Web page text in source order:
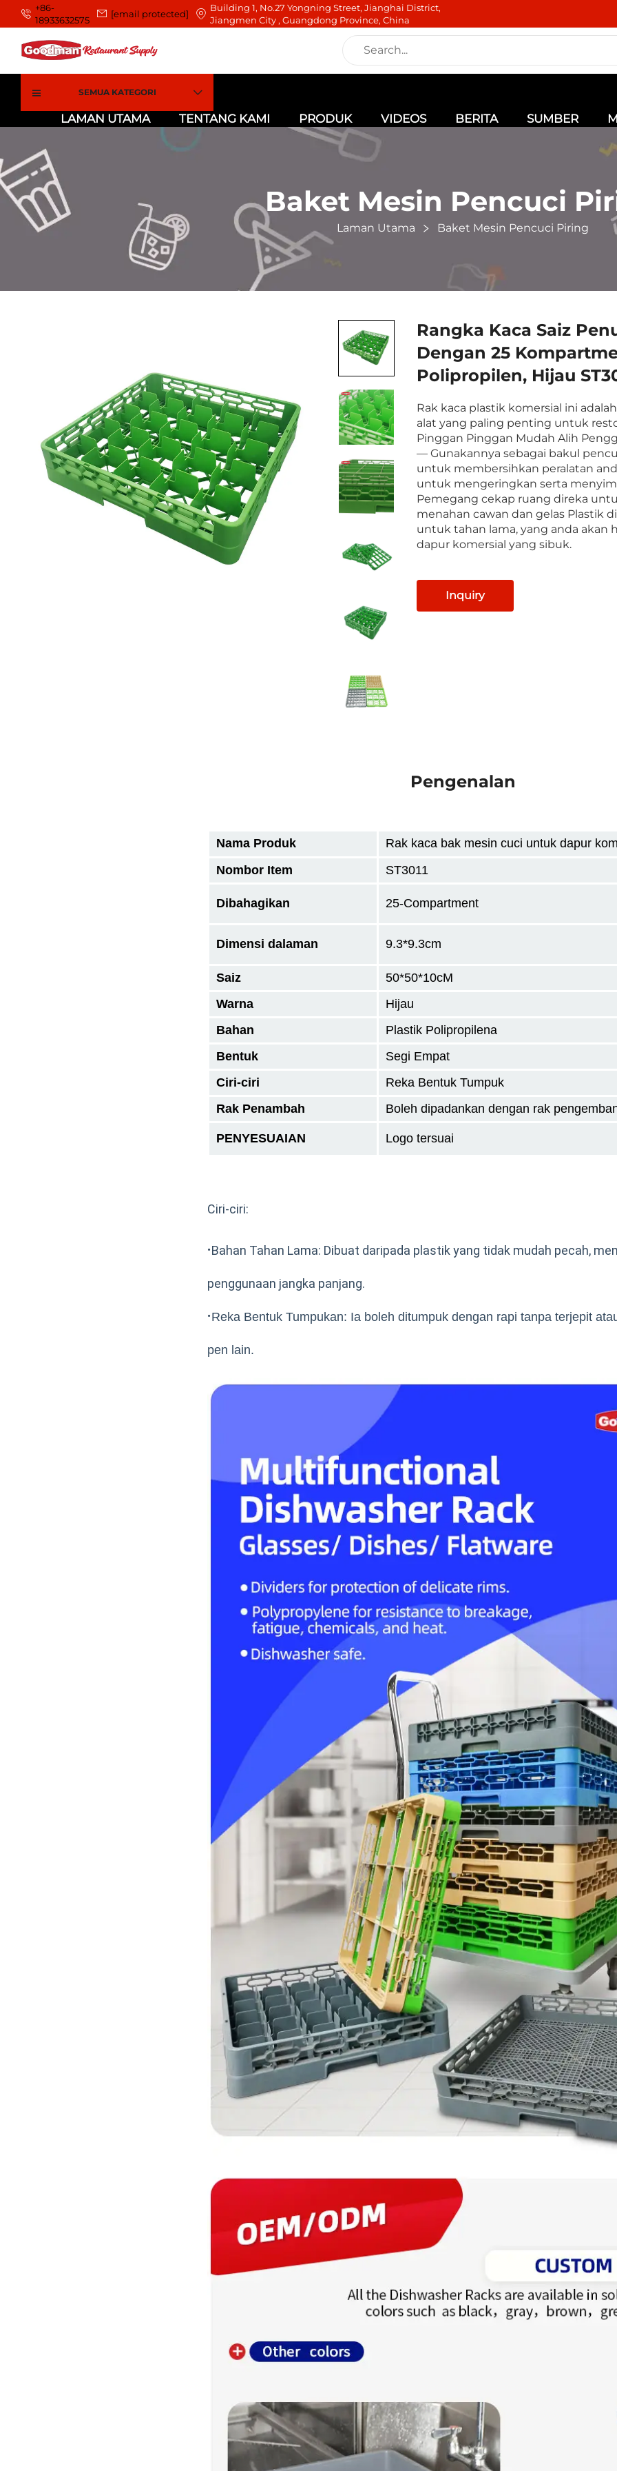
+86-
18933632575
[email protected]
Building 1, No.27 Yongning Street, Jianghai District,
Jiangmen City , Guangdong Province, China
SEMUA KATEGORI
LAMAN UTAMA TENTANG KAMI PRODUK VIDEOS BERITA SUMBER
Baket Mesin Pencuci
Laman Utama Baket Mesin Pencuci Piring
Rangka Kaca Saiz
Dengan 25
Polipropilen, Hijau
Rak kaca plastik komersial ini
alat yang paling penting untuk
Pinggan Pinggan Mudah Alih
— Gunakannya sebagai bakul
untuk membersihkan peralatan
untuk mengeringkan serta
Pemegang cekap ruang direka
menahan cawan dan gelas Plastik
untuk tahan lama, yang anda akan
dapur komersial yang sibuk.
Inquiry
Pengenalan
Nama Produk
Rak kaca bak mesin cuci untuk dapur
Nombor Item
ST3011
Dibahagikan 25-Compartment
Dimensi dalaman 9.3*9.3cm
Saiz 50*50*10cM
Warna
Hijau
Bahan
Plastik Polipropilena
Bentuk
Segi Empat
Ciri-ciri
Reka Bentuk Tumpuk
Rak Penambah
Boleh dipadankan dengan rak
PENYESUAIAN Logo tersuai
Ciri-ciri:
·Bahan Tahan Lama: Dibuat daripada plastik yang tidak mudah pecah,
penggunaan jangka panjang.
·Reka Bentuk Tumpukan: Ia boleh ditumpuk dengan rapi tanpa terjepit
pen lain.